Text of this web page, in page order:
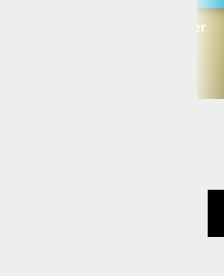
#312 mit Flatex-Chef Oliver